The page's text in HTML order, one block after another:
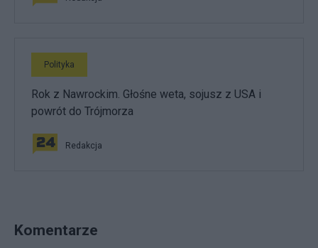
Polityka
Rok z Nawrockim. Głośne weta, sojusz z USA i
powrót do Trójmorza
Redakcja
Komentarze